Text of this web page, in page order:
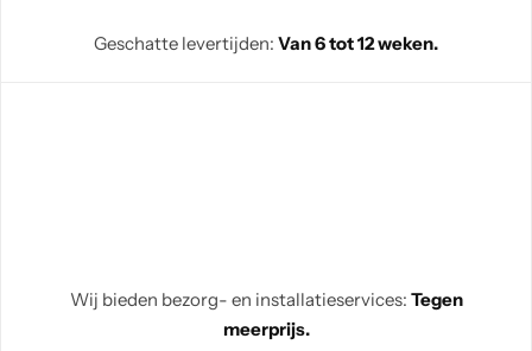
Geschatte levertijden: Van 6 tot 12 weken.
Wij bieden bezorg- en installatieservices: Tegen
meerprijs.